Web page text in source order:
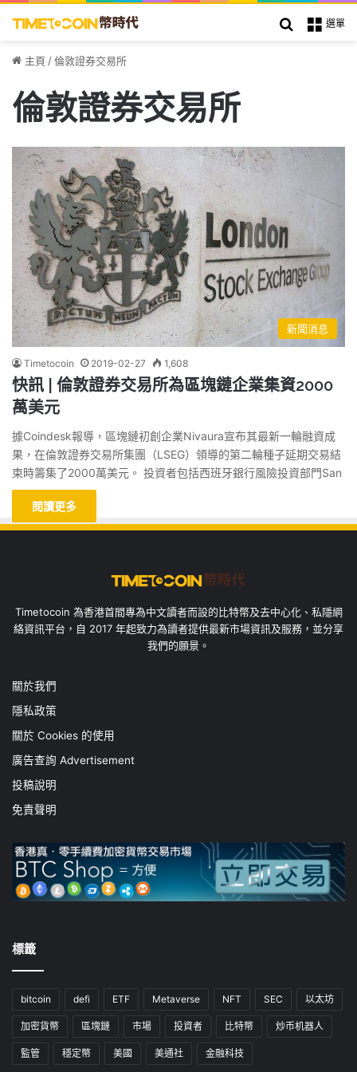
選單
搜索
主頁 /倫敦證券交易所
倫敦證券交易所
新聞消息
Timetocoin 2019-02-27 1,608
快訊 | 倫敦證券交易所為區塊鏈企業集資2000
萬美元
據Coindesk報導，區塊鏈初創企業Nivaura宣布其最新一輪融資成
果，在倫敦證券交易所集團（LSEG）領導的第二輪種子延期交易結
束時籌集了2000萬美元。 投資者包括西班牙銀行風險投資部門San
閱讀更多
Timetocoin 為香港首間專為中文讀者而設的比特幣及去中心化、私隱網
絡資訊平台，自 2017 年起致力為讀者提供最新市場資訊及服務，並分享
我們的願景。
關於我們
隱私政策
關於 Cookies 的使用
廣告查詢 Advertisement
投稿說明
免責聲明
標籤
bitcoin defi ETF Metaverse NFT SEC 以太坊
加密貨幣 區塊鏈 市場 投資者 比特幣 炒币机器人
監管 穩定幣 美國 美通社 金融科技